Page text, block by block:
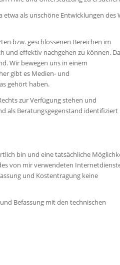
als unschöne Entwicklungen des
bzw. geschlossenen Bereichen im
und effektiv nachgehen zu können.
Wir bewegen uns in einem
gibt es Medien- und
gehört haben.
zur Verfügung stehen und
als Beratungsgegenstand identifiziert
bin und eine tatsächliche
von mir verwendeten
und Kostentragung keine
Befassung mit den technischen